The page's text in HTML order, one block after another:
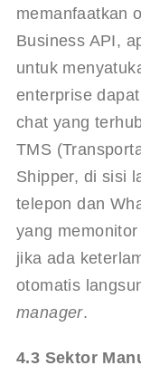
memanfaatkan
Business API,
untuk
enterprise
chat yang
TMS
Shipper, di sisi
telepon dan
yang
jika ada
otomatis
manager.
4.3 Sektor